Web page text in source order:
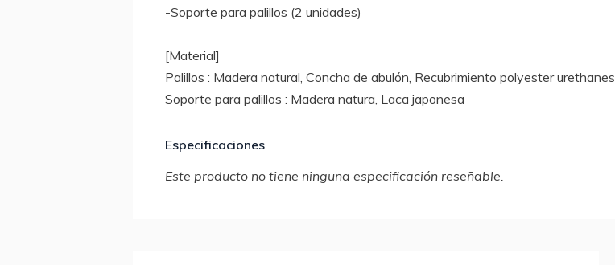
-Soporte para palillos (2 unidades)
[Material]
Palillos : Madera natural, Concha de abulón, Recubrimiento polyester urethanes
Soporte para palillos : Madera natura, Laca japonesa
Especificaciones
Este producto no tiene ninguna especificación reseñable.